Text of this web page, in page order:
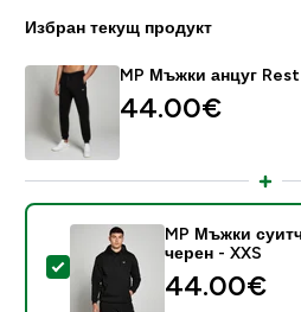
Избран текущ продукт
MP Мъжки анцуг
44.00€‎
Select this product - MP
MP Мъжки
черен - XXS
44.00€‎